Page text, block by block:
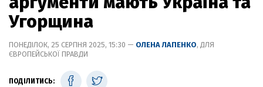
Угорщина
ПОНЕДІЛОК, 25 СЕРПНЯ 2025, 15:30 — ОЛЕНА ЛАПЕНКО, ДЛЯ
ЄВРОПЕЙСЬКОЇ ПРАВДИ
ПОДІЛИТИСЬ: